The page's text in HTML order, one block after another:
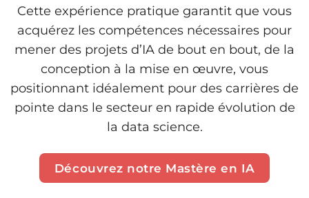
Cette expérience pratique garantit que vous
acquérez les compétences nécessaires pour
mener des projets d’IA de bout en bout, de la
conception à la mise en œuvre, vous
positionnant idéalement pour des carrières de
pointe dans le secteur en rapide évolution de
la data science.
Découvrez notre Mastère en IA